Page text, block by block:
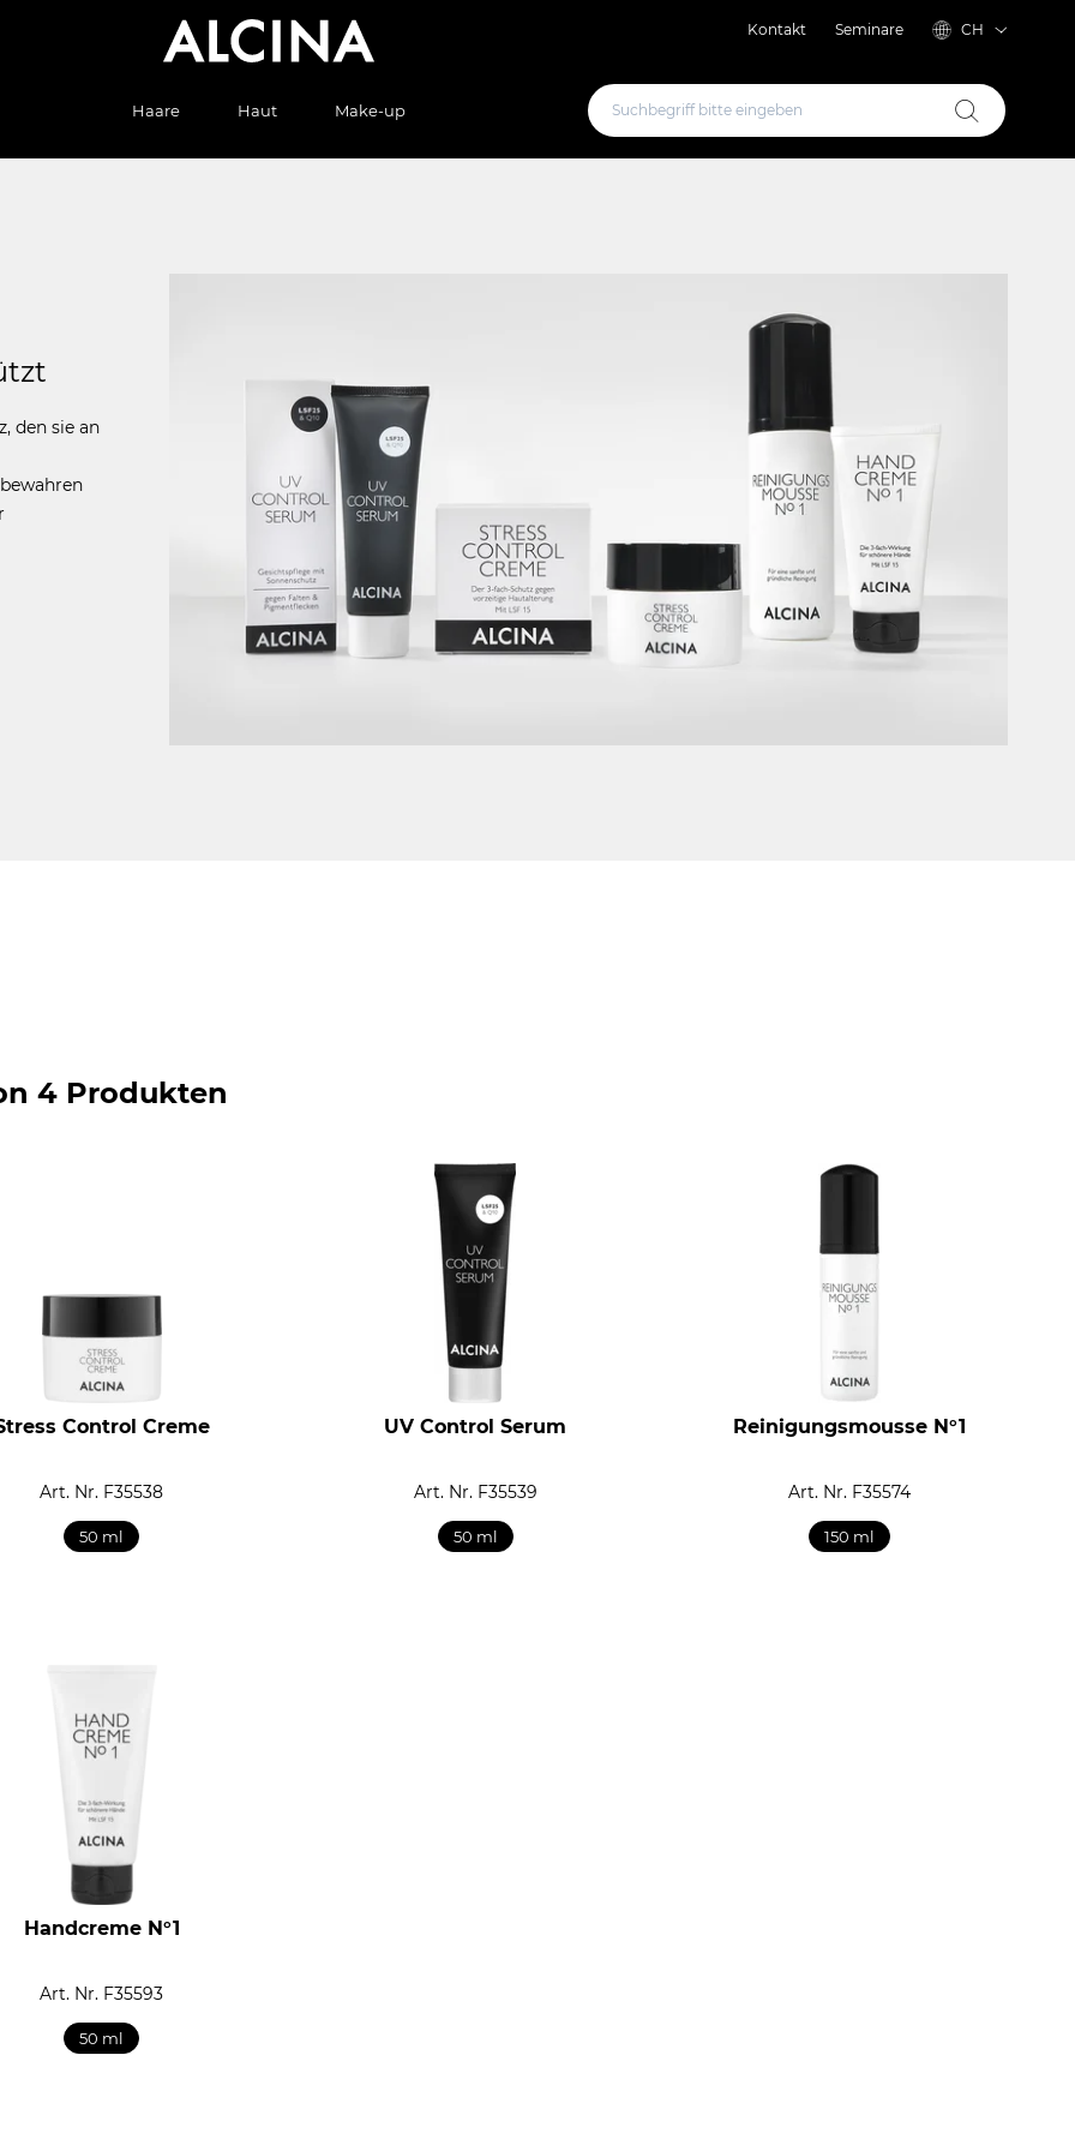
Kontakt Seminare CH
Haare Haut Make-up
den sie an
4 Produkten
Control Creme
Art. Nr. F35538
50 ml
UV Control Serum
Art. Nr. F35539
50 ml
Reinigungsmousse N°1
Art. Nr. F35574
150 ml
Handcreme N°1
Art. Nr. F35593
50 ml